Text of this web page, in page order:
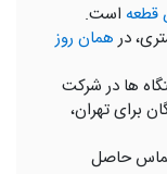
قطعه است.
درهمان روز
ها در شرکت
برای تهران،
حاصل